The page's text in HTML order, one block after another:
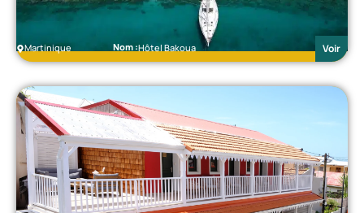
Martinique Nom :Hôtel Bakoua Voir